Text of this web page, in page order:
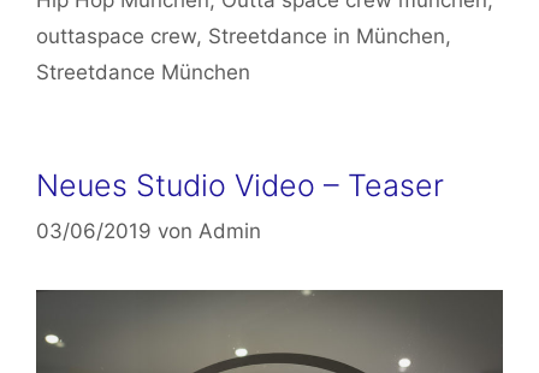
outtaspace crew, Streetdance in München,
Streetdance München
Neues Studio Video – Teaser
03/06/2019 von Admin